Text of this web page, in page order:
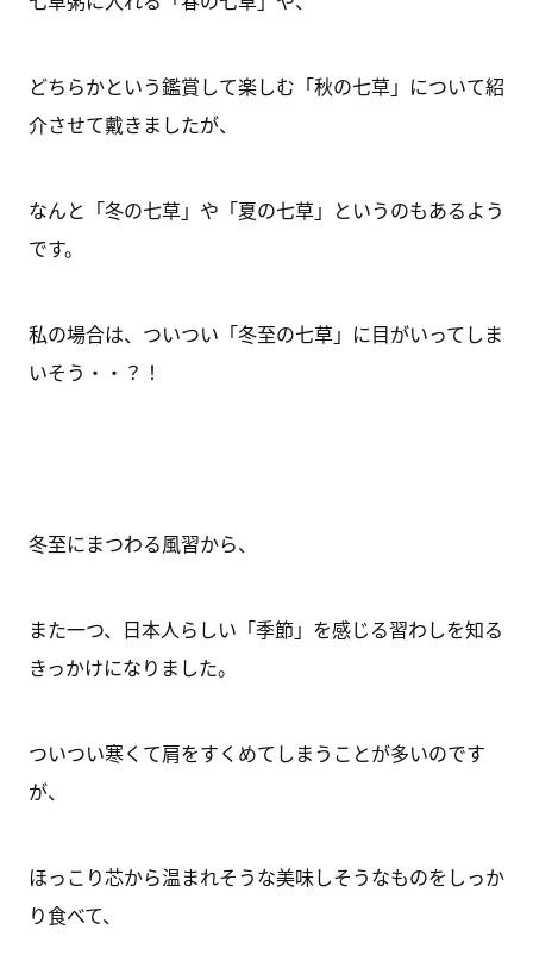
どちらかという鑑賞して楽しむ「秋の七草」について紹
介させて戴きましたが、
なんと「冬の七草」や「夏の七草」というのもあるよう
です。
私の場合は、ついつい「冬至の七草」に目がいってしま
いそう・・？！
冬至にまつわる風習から、
また一つ、日本人らしい「季節」を感じる習わしを知る
きっかけになりました。
ついつい寒くて肩をすくめてしまうことが多いのです
が、
ほっこり芯から温まれそうな美味しそうなものをしっか
り食べて、